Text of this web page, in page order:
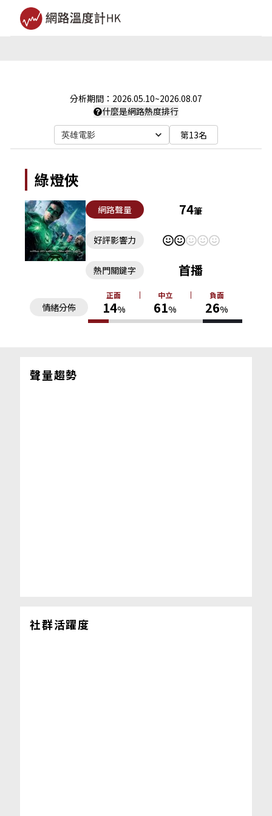
分析期間： 2026.05.10~2026.08.07
什麼是網路熱度排行
英雄電影 第13名
綠燈俠
網路聲量 74筆
好評影響力
情緒分佈
正面
14%
中立
61%
負面
26%
熱門關鍵字 首播
聲量趨勢
社群活躍度